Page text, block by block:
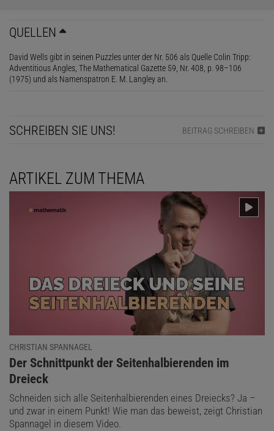
© NORBERT TREITZ (AUSSCHNITT)
QUELLEN
David Wells gibt in seinen Puzzles unter der Nr. 506 als Quelle Colin Tripp:
Adventitious Angles, The Mathematical Gazette 59, Nr. 408, p. 98–106
(1975) und als Namenspatron E. M. Langley an.
SCHREIBEN SIE UNS! BEITRAG SCHREIBEN
ARTIKEL ZUM THEMA
CHRISTIAN SPANNAGEL
:
Der Schnittpunkt der Seitenhalbierenden im
Dreieck
Schneiden sich alle Seitenhalbierenden eines Dreiecks? Ja –
und zwar in einem Punkt! Wie man das beweist, zeigt Christian
Spannagel in diesem Video.